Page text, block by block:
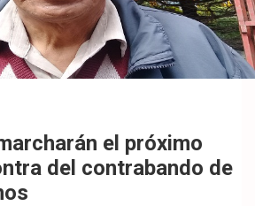
el próximo
del contrabando de